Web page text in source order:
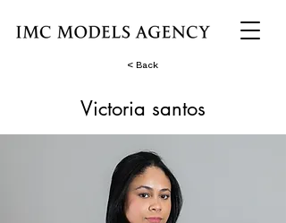
< Back
Victoria santos